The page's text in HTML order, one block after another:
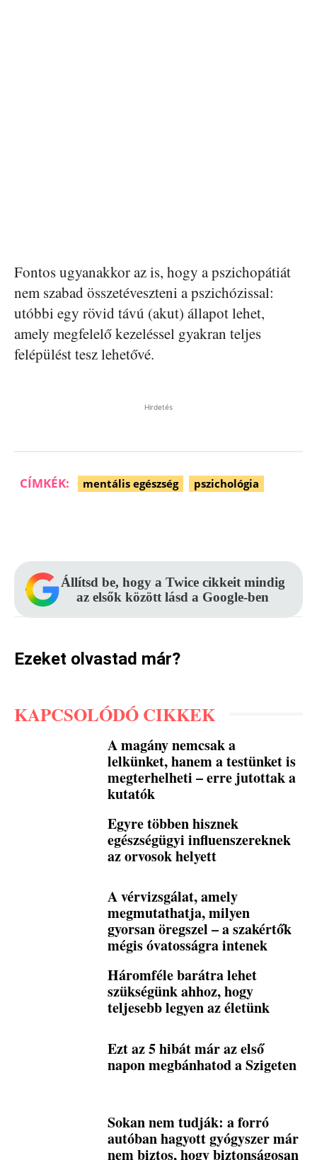
Fontos ugyanakkor az is, hogy a pszichopátiát
nem szabad összetéveszteni a pszichózissal:
utóbbi egy rövid távú (akut) állapot lehet,
amely megfelelő kezeléssel gyakran teljes
felépülést tesz lehetővé.
Hirdetés
CÍMKÉK: mentális egészség pszichológia
Állítsd be, hogy a Twice cikkeit mindig
az elsők között lásd a Google-ben
Ezeket olvastad már?
KAPCSOLÓDÓ CIKKEK
A magány nemcsak a
lelkünket, hanem a testünket is
megterhelheti – erre jutottak a
kutatók
Egyre többen hisznek
egészségügyi influenszereknek
az orvosok helyett
A vérvizsgálat, amely
megmutathatja, milyen
gyorsan öregszel – a szakértők
mégis óvatosságra intenek
Háromféle barátra lehet
szükségünk ahhoz, hogy
teljesebb legyen az életünk
Ezt az 5 hibát már az első
napon megbánhatod a Szigeten
Sokan nem tudják: a forró
autóban hagyott gyógyszer már
nem biztos, hogy biztonságosan